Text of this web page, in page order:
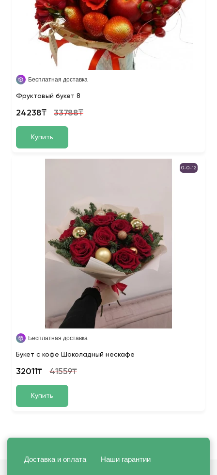
Бесплатная доставка
Фруктовый букет 8
24238₸ 33788₸
Купить
0-0-12
Бесплатная доставка
Букет с кофе Шоколадный нескафе
32011₸ 41559₸
Купить
Доставка и оплата Наши гарантии